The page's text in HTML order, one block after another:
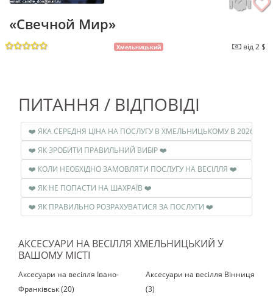
«Свечной Мир»
Хмельницький від 2 $
ПИТАННЯ / ВІДПОВІДІ
❤️ ЯК ЗРОБИТИ ПРАВИЛЬНИЙ ВИБІР ❤️
❤️ КОЛИ НЕОБХІДНО ЗАМОВЛЯТИ ПОСЛУГУ НА ВЕСІЛЛЯ ❤️
❤️ ЯК НЕ ПОПАСТИ НА ШАХРАЇВ ❤️
❤️ ЯК ПРАВИЛЬНО РОЗРАХУВАТИСЯ ЗА ПОСЛУГИ ❤️
АКСЕСУАРИ НА ВЕСІЛЛЯ ХМЕЛЬНИЦЬКИЙ У
ВАШОМУ МІСТІ
Аксесуари на весілля Івано-
Франківськ (20)
Аксесуари на весілля Вінниця
(3)